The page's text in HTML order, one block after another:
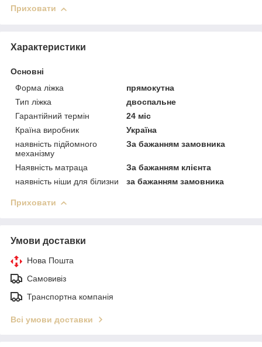
Приховати
Характеристики
Основні
Форма ліжка
прямокутна
Тип ліжка
двоспальне
Гарантійний термін
24 міс
Країна виробник
Україна
наявність підйомного
механізму
За бажанням замовника
Наявність матраца
За бажанням клієнта
наявність ніши для білизни
за бажанням замовника
Приховати
Умови доставки
Нова Пошта
Самовивіз
Транспортна компанія
Всі умови доставки